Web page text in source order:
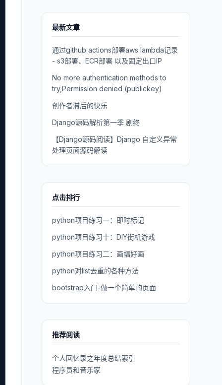
最新文章
通过github actions部署aws lambda记录
- s3部署、ECR部署 以及固定出口IP
No more authentication methods to
try,Permission denied (publickey)
创作者滞后的快乐
Django源码解析第一季 剧终
【Django源码阅读】Django 自定义异常
处理页面源码解读
点击排行
python项目练习一：即时标记
python项目练习十：DIY街机游戏
python项目练习二：画幅好画
python对list去重的各种方法
bootstrap入门-做一个简单的页面
推荐阅读
个人回忆录之年度总结索引
程序员和音乐家